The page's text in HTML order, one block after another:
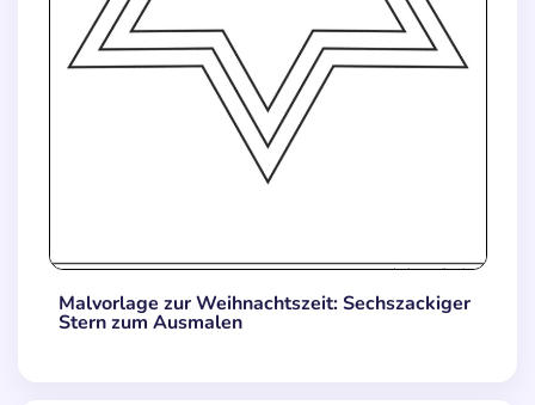
Malvorlage zur Weihnachtszeit: Sechszackiger
Stern zum Ausmalen